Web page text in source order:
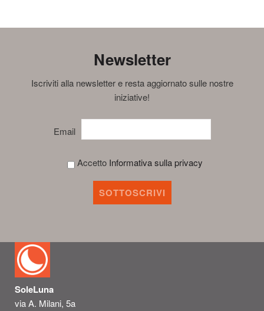
Newsletter
Iscriviti alla newsletter e resta aggiornato sulle nostre
iniziative!
Email
Accetto Informativa sulla privacy
SoleLuna
via A. Milani, 5a